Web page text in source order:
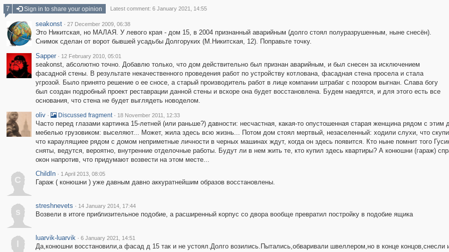
7
Sign in to share your opinion Latest comment: 6 January 2021, 14:55
seakonst · 27 December 2009, 06:38
Это Никитская, но МАЛАЯ. У левого края - дом 15, в 2004 признанный аварийным (долго стоял полуразрушенным, ныне снесён).
Снимок сделан от ворот бывшей усадьбы Долгоруких (М.Никитская, 12). Поправьте точку.
Sapper · 12 February 2010, 05:01
seakonst, абсолютно точно. Добавлю только, что дом действительно был признан аварийным, и был снесен за исключением
фасадной стены. В результате некачественного проведения работ по устройству котлована, фасадная стена просела и стала
угрозой. Было принято решение о ее сносе, а старый производитель работ в лице компании штрабаг с позором выгнан. Слава богу
был создан подробный проект реставрации данной стены и вскоре она будет восстановлена. Будем наедятся, и для этого есть все
основания, что стена не будет выглядеть новоделом.
oliv · Discussed fragment · 18 November 2011, 12:33
Часто перед глазами картинка 15-летней (или раньше?) давности: несчастная, какая-то опустошенная старая женщина рядом с этим
мебелью грузовиком: выселяют... Может, жила здесь всю жизнь... Потом дом стоял мертвый, незаселенный: ходили слухи, что
что караулящиее рядом с домом неприметные личности в черных машинах ждут, когда он здесь появится. Кто ныне помнит того
сняты, ведутся, вероятно, внутренние отделочные работы. Будут ли в нем жить те, кто купил здесь квартиры? А конюшни (гараж)
окон напротив, что придумают возвести на этом месте...
C
ChildIn · 1 April 2013, 08:05
Гараж ( конюшни ) уже давным давно аккуратнейшим образов восстановлены.
s
streshnevets · 14 January 2014, 17:44
Возвели в итоге приблизительное подобие, а расширенный корпус со двора вообще превратил постройку в подобие ящика
luarvik-luarvik · 6 January 2021, 14:51
Да,конюшни восстановили,а фасад д 15 так и не устоял.Долго возились.Пытались,обваривали швеллером,но в конце концов,снесли